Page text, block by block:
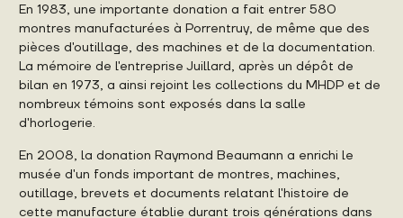
En 1983, une importante donation a fait entrer 580
montres manufacturées à Porrentruy, de même que des
pièces d'outillage, des machines et de la documentation.
La mémoire de l'entreprise Juillard, après un dépôt de
bilan en 1973, a ainsi rejoint les collections du MHDP et de
nombreux témoins sont exposés dans la salle
d'horlogerie.
En 2008, la donation Raymond Beaumann a enrichi le
musée d'un fonds important de montres, machines,
outillage, brevets et documents relatant l'histoire de
cette manufacture établie durant trois générations dans